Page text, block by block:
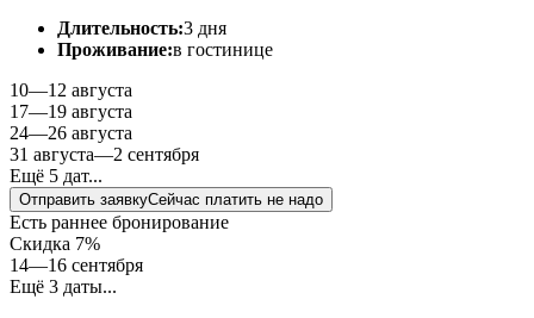
Длительность:3 дня
Проживание:в гостинице
10—12 августа
17—19 августа
24—26 августа
31 августа—2 сентября
Ещё 5 дат...
Отправить заявкуСейчас платить не надо
Есть раннее бронирование
Скидка 7%
14—16 сентября
Ещё 3 даты...